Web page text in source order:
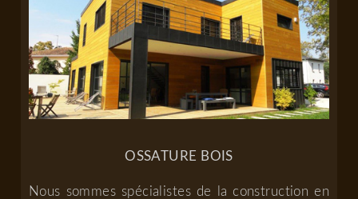
OSSATURE BOIS
Nous sommes spécialistes de la construction en